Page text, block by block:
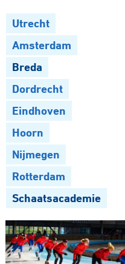
Utrecht
Amsterdam
Breda
Dordrecht
Eindhoven
Hoorn
Nijmegen
Rotterdam
Schaatsacademie